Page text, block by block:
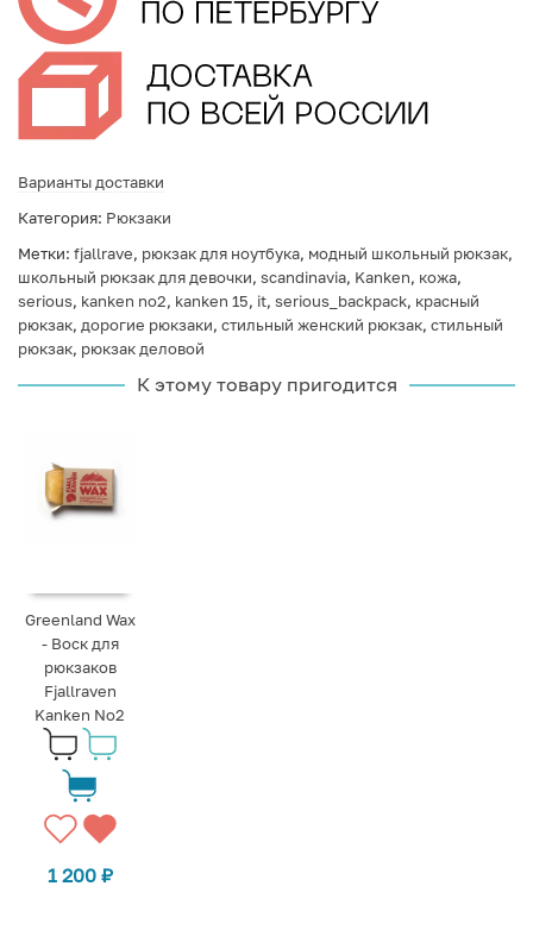
Варианты доставки
Категория: Рюкзаки
Метки: fjallrave, рюкзак для ноутбука, модный школьный рюкзак,
школьный рюкзак для девочки, scandinavia, Kanken, кожа,
serious, kanken no2, kanken 15, it, serious_backpack, красный
рюкзак, дорогие рюкзаки, стильный женский рюкзак, стильный
рюкзак, рюкзак деловой
К этому товару пригодится
Greenland Wax
- Воск для
рюкзаков
Fjallraven
Kanken No2
1 200 ₽